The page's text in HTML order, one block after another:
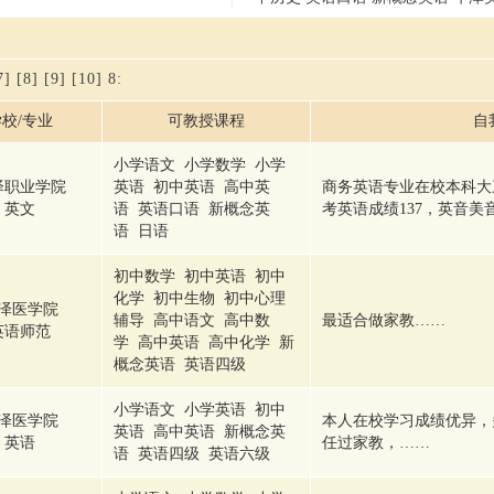
[8] [9] [10] 8:
/专业 可教授课程 自
职业学院
英文
小学语文 小学数学 小学
英语 初中英语 高中英
语 英语口语 新概念英
语 日语
商务英语专业在校本科
考英语成绩137，英音
医学院
语师范
初中数学 初中英语 初中
化学 初中生物 初中心理
辅导 高中语文 高中数
学 高中英语 高中化学 新
概念英语 英语四级
最适合做家教……
医学院
英语
小学语文 小学英语 初中
英语 高中英语 新概念英
语 英语四级 英语六级
本人在校学习成绩优异
任过家教，……